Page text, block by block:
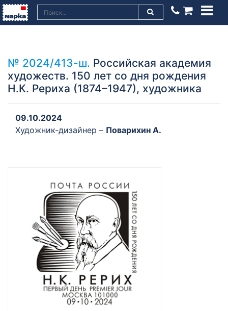
№ 2024/413-ш. Российская академия
художеств. 150 лет со дня рождения
Н.К. Рериха (1874–1947), художника
09.10.2024
Художник-дизайнер – Поварихин А.